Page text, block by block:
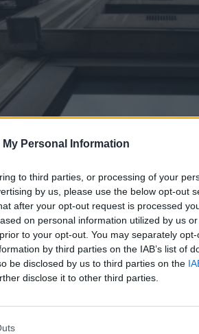
My Personal Information
to third parties, or processing of your
by us, please use the below opt-out
after your opt-out request is processed
on personal information utilized by us
to your opt-out. You may separately
by third parties on the IAB’s list of
be disclosed by us to third parties on the
disclose it to other third parties.
εκ. ευρώ στη ΔΕΗ για τη νέα